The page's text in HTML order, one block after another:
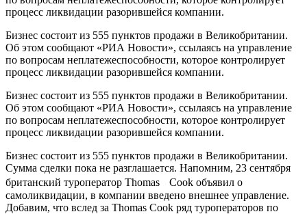
процесс ликвидации разорившейся компании.
Бизнес состоит из 555 пунктов продажи в Великобритании.
Об этом сообщают «РИА Новости», ссылаясь на управление
по вопросам неплатежеспособности, которое контролирует
процесс ликвидации разорившейся компании.
Бизнес состоит из 555 пунктов продажи в Великобритании.
Об этом сообщают «РИА Новости», ссылаясь на управление
по вопросам неплатежеспособности, которое контролирует
процесс ликвидации разорившейся компании.
Бизнес состоит из 555 пунктов продажи в Великобритании.
Сумма сделки пока не разглашается. Напомним, 23 сентября
британский туроператор Thomas Cook объявил о
самоликвидации, в компании введено внешнее управление.
Добавим, что вслед за Thomas Cook ряд туроператоров по